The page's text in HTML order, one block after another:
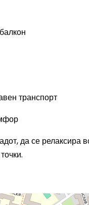
транспорт
да се релаксира